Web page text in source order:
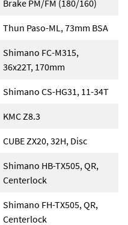
Brake PM/FM (180/160)
Thun Paso-ML, 73mm BSA
Shimano FC-M315,
36x22T, 170mm
Shimano CS-HG31, 11-34T
KMC Z8.3
CUBE ZX20, 32H, Disc
Shimano HB-TX505, QR,
Centerlock
Shimano FH-TX505, QR,
Centerlock